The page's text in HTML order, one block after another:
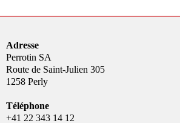
Adresse
Perrotin SA
Route de Saint-Julien 305
1258 Perly
Téléphone
+41 22 343 14 12